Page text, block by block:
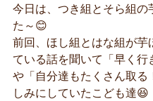
今日は、つき組とそら組の
た～😊
前回、ほし組とはな組が芋
ている話を聞いて「早く行
や「自分達もたくさん取る
しみにしていたこども達😆